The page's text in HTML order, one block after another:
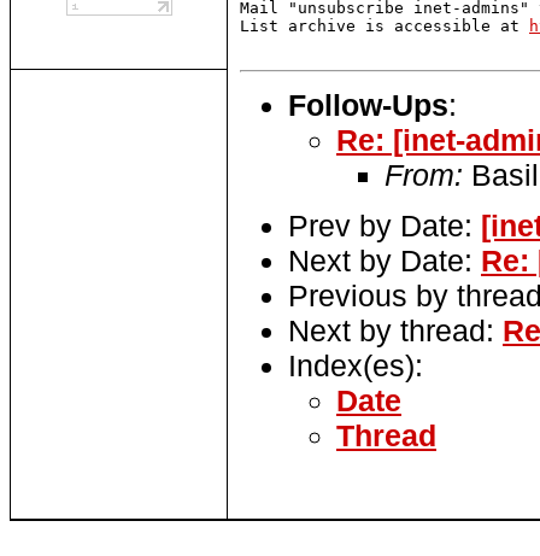
Mail "unsubscribe inet-
List archive is accessible at
Follow-Ups:
Re: [inet-
From:
Prev by Date:
Next by Date: Re:
Previous by
Next by thread:
Index(es):
Date
Thread